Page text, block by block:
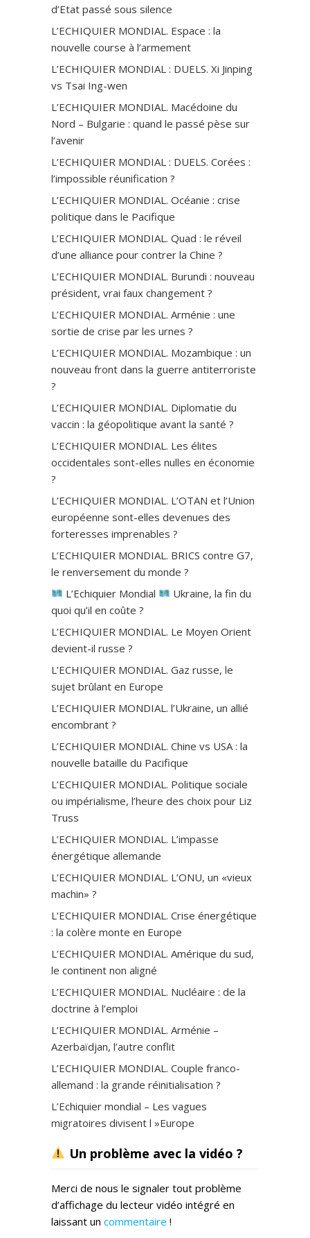
d’Etat passé sous silence
L’ECHIQUIER MONDIAL. Espace : la
nouvelle course à l’armement
L’ECHIQUIER MONDIAL : DUELS. Xi Jinping
vs Tsai Ing-wen
L’ECHIQUIER MONDIAL. Macédoine du
Nord – Bulgarie : quand le passé pèse sur
l’avenir
L’ECHIQUIER MONDIAL : DUELS. Corées :
l’impossible réunification ?
L’ECHIQUIER MONDIAL. Océanie : crise
politique dans le Pacifique
L’ECHIQUIER MONDIAL. Quad : le réveil
d’une alliance pour contrer la Chine ?
L’ECHIQUIER MONDIAL. Burundi : nouveau
président, vrai faux changement ?
L’ECHIQUIER MONDIAL. Arménie : une
sortie de crise par les urnes ?
L’ECHIQUIER MONDIAL. Mozambique : un
nouveau front dans la guerre antiterroriste
?
L’ECHIQUIER MONDIAL. Diplomatie du
vaccin : la géopolitique avant la santé ?
L’ECHIQUIER MONDIAL. Les élites
occidentales sont-elles nulles en économie
?
L’ECHIQUIER MONDIAL. L’OTAN et l’Union
européenne sont-elles devenues des
forteresses imprenables ?
L’ECHIQUIER MONDIAL. BRICS contre G7,
le renversement du monde ?
L’Echiquier Mondial
Ukraine, la fin du
quoi qu’il en coûte ?
L’ECHIQUIER MONDIAL. Le Moyen Orient
devient-il russe ?
L’ECHIQUIER MONDIAL. Gaz russe, le
sujet brûlant en Europe
L’ECHIQUIER MONDIAL. l’Ukraine, un allié
encombrant ?
L’ECHIQUIER MONDIAL. Chine vs USA : la
nouvelle bataille du Pacifique
L’ECHIQUIER MONDIAL. Politique sociale
ou impérialisme, l’heure des choix pour Liz
Truss
L’ECHIQUIER MONDIAL. L’impasse
énergétique allemande
L’ECHIQUIER MONDIAL. L’ONU, un «vieux
machin» ?
L’ECHIQUIER MONDIAL. Crise énergétique
: la colère monte en Europe
L’ECHIQUIER MONDIAL. Amérique du sud,
le continent non aligné
L’ECHIQUIER MONDIAL. Nucléaire : de la
doctrine à l’emploi
L’ECHIQUIER MONDIAL. Arménie –
Azerbaïdjan, l’autre conflit
L’ECHIQUIER MONDIAL. Couple franco-
allemand : la grande réinitialisation ?
L’Echiquier mondial – Les vagues
migratoires divisent l »Europe
Un problème avec la vidéo ?
Merci de nous le signaler tout problème
d’affichage du lecteur vidéo intégré en
laissant un commentaire !